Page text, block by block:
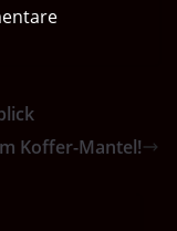
Koffer-Mantel!